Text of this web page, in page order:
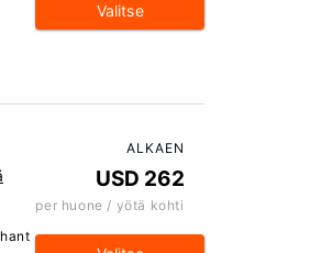
Valitse
ALKAEN
USD 262
per huone / yötä kohti